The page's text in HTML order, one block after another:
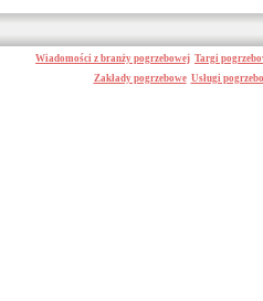
Wiadomości z branży pogrzebowej Targi
Zakłady pogrzebowe Usługi